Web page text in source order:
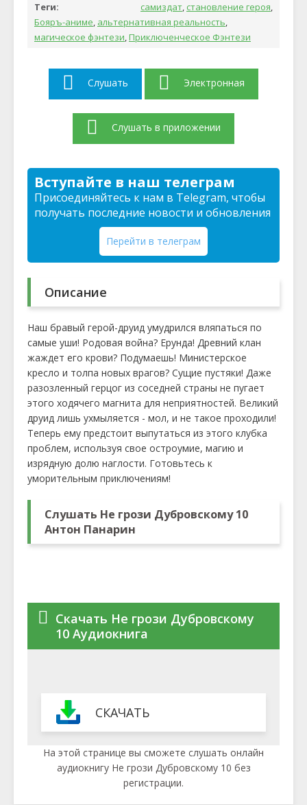
Теги:
самиздат, становление героя,
Бояръ-аниме, альтернативная реальность,
магическое фэнтези,Приключенческое Фэнтези
Слушать Электронная
Слушать в приложении
Вступайте в наш телеграм
Присоединяйтесь к нам в Telegram, чтобы
получать последние новости и обновления
Перейти в телеграм
Описание
Наш бравый герой-друид умудрился вляпаться по
самые уши! Родовая война? Ерунда! Древний клан
жаждет его крови? Подумаешь! Министерское
кресло и толпа новых врагов? Сущие пустяки! Даже
разозленный герцог из соседней страны не пугает
этого ходячего магнита для неприятностей. Великий
друид лишь ухмыляется - мол, и не такое проходили!
Теперь ему предстоит выпутаться из этого клубка
проблем, используя свое остроумие, магию и
изрядную долю наглости. Готовьтесь к
уморительным приключениям!
Слушать Не грози Дубровскому 10
Антон Панарин
Скачать Не грози Дубровскому
10 Аудиокнига
СКАЧАТЬ
На этой странице вы сможете слушать онлайн
аудиокнигу Не грози Дубровскому 10 без
регистрации.